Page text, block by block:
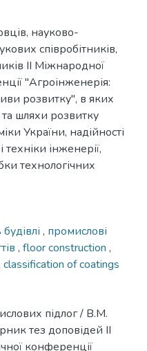
науково-
співробітників,
ІІ Міжнародної
"Агроінженерія:
розвитку", в яких
шляхи розвитку
України, надійності
техніки інженерії,
технологічних
будівлі , промислові
, floor construction ,
classification of coatings
підлог / В.М.
тез доповідей ІІ
конференції